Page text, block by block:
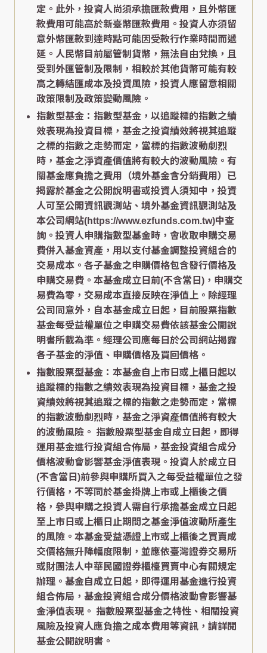
定。此外，投資人尚須承擔匯款費用，且外幣匯
款費用可能高於新臺幣匯款費用。投資人亦須留
意外幣匯款到達時點可能因受款行作業時間而遞
延。人民幣目前屬管制貨幣，無法自由兌換，且
受到外匯管制及限制，相較於其他貨幣可能有較
高之轉結匯成本及投資風險，投資人應留意相關
政策限制及政策變動風險。
指數型基金：指數型基金，以追蹤標的指數之績
效表現為投資目標，基金之投資績效將視其追蹤
之標的指數之走勢而定，當標的指數波動劇烈
時，基金之淨資產價值將有較大的波動風險。有
關基金應負擔之費用（境外基金含分銷費用）已
揭露於基金之公開說明書或投資人須知中，投資
人可至公開資訊觀測站、境外基金資訊觀測站及
本公司網站(https://www.ezfunds.com.tw)中查
詢。投資人申購指數型基金時，會收取申購交易
費併入基金資產，用以支付基金調整投資組合的
交易成本。各子基金之申購價格包含發行價格及
申購交易費。本基金成立日前(不含當日)，申購交
易費為零，交易成本直接反映在淨值上。除經理
公司同意外，自本基金成立日起，目前股票指數
基金每受益權單位之申購交易費依該基金公開說
明書所載為準。經理公司應每日於公司網站揭露
各子基金的淨值、申購價格及買回價格。
指數股票型基金：本基金自上市日或上櫃日起以
追蹤標的指數之績效表現為投資目標，基金之投
資績效將視其追蹤之標的指數之走勢而定，當標
的指數波動劇烈時，基金之淨資產價值將有較大
的波動風險。 指數股票型基金自成立日起，即得
運用基金進行投資組合佈局，基金投資組合成分
價格波動會影響基金淨值表現。投資人於成立日
(不含當日)前參與申購所買入之每受益權單位之發
行價格，不等同於基金掛牌上市或上櫃後之價
格，參與申購之投資人需自行承擔基金成立日起
至上市日或上櫃日止期間之基金淨值波動所產生
的風險。本基金受益憑證上市或上櫃後之買賣成
交價格無升降幅度限制，並應依臺灣證券交易所
或財團法人中華民國證券櫃檯買賣中心有關規定
辦理。基金自成立日起，即得運用基金進行投資
組合佈局，基金投資組合成分價格波動會影響基
金淨值表現。 指數股票型基金之特性、相關投資
風險及投資人應負擔之成本費用等資訊，請詳閱
基金公開說明書。